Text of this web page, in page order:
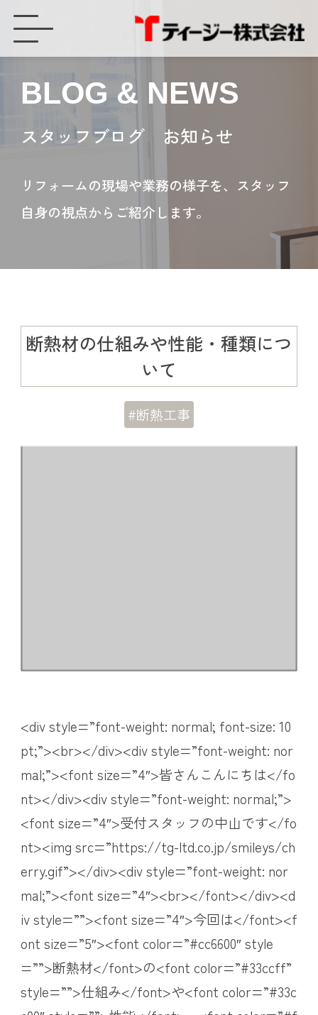
BLOG & NEWS
スタッフブログ お知らせ
リフォームの現場や業務の様子を、スタッフ
自身の視点からご紹介します。
断熱材の仕組みや性能・種類につ
いて
#断熱工事
<div style=”font-weight: normal; font-size: 10
pt;”><br></div><div style=”font-weight: nor
mal;”><font size=”4″>皆さんこんにちは</fo
nt></div><div style=”font-weight: normal;”>
<font size=”4″>受付スタッフの中山です</fo
nt><img src=”https://tg-ltd.co.jp/smileys/ch
erry.gif”></div><div style=”font-weight: nor
mal;”><font size=”4″><br></font></div><d
iv style=””><font size=”4″>今回は</font><f
ont size=”5″><font color=”#cc6600″ style
=””>断熱材</font>の<font color=”#33ccff”
style=””>仕組み</font>や<font color=”#33c